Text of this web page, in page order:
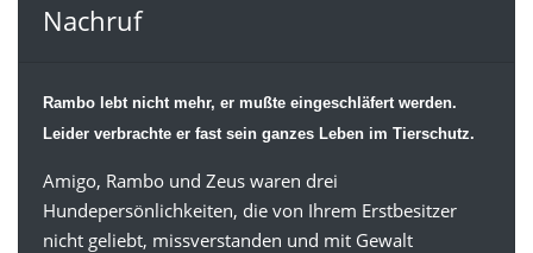
Nachruf
Rambo lebt nicht mehr, er mußte eingeschläfert werden.
Leider verbrachte er fast sein ganzes Leben im Tierschutz.
Amigo, Rambo und Zeus waren drei
Hundepersönlichkeiten, die von Ihrem Erstbesitzer
nicht geliebt, missverstanden und mit Gewalt